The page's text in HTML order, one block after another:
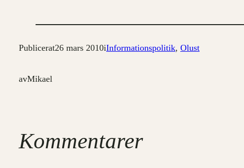
Publicerat26 mars 2010iInformationspolitik, Olust
avMikael
Kommentarer